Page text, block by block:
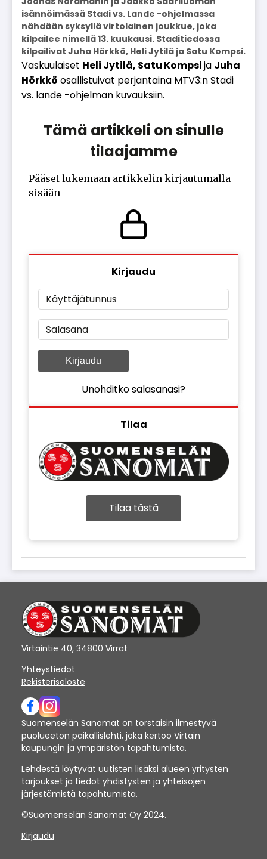
isännöimässä Stadi vs. Lande -ohjelmassa
nähdään syksyllä virtolainen joukkue, joka
kilpailee nimellä 13. kuukausi. Staditiedossa
kilpailivat Juha Hörkkö, Heli Jytilä ja Satu Kompsi.
Vas­kuu­lai­set Heli Jy­ti­lä, Satu Komp­sija Juha
Hörk­kö osal­lis­tui­vat per­jan­tai­na MTV3:n Stadi
vs. lan­de -oh­jel­man ku­vauk­siin.
Tämä artikkeli on sinulle
tilaajamme
Pääset lukemaan artikkelin kirjautumalla
sisään
Kirjaudu
Käyttäjätunnus
Salasana
Kirjaudu
Unohditko salasanasi?
Tilaa
Tilaa tästä
Virtaintie 40, 34800 Virrat
Yhteystiedot
Rekisteriseloste
Suomenselän Sanomat on torstaisin ilmestyvä
puolueeton paikallislehti, joka kertoo Virtain
kaupungin ja ympäristön tapahtumista.
Lehdestä löytyvät uutisten lisäksi alueen yritysten
tarjoukset ja tiedot yhdistysten ja yhteisöjen
järjestämistä tapahtumista.
©Suomenselän Sanomat Oy 2024.
Kirjaudu